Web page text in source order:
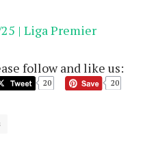
| Liga Premier
follow and like us:
20 20